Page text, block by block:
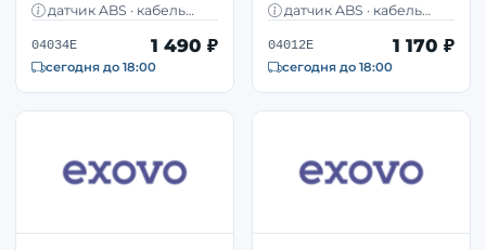
04034E колёсный OEM
датчик ABS · кабель
TGS, TGX
04034E 1 490 ₽
сегодня до 18:00
колёсный OEM
датчик ABS · кабель
Actros MP2, MP3
04012E 1 170 ₽
сегодня до 18:00